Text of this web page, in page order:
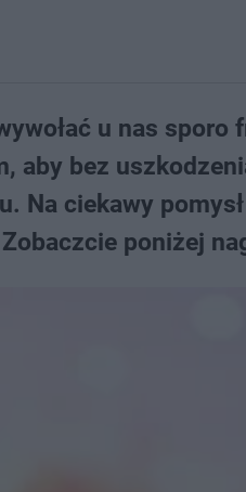
u nas
aby bez
Na ciekawy
poniżej